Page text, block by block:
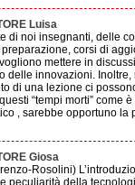
Luisa
di noi insegnanti, delle
corsi di
mettere in
delle innovazioni.
di una lezione ci
“tempi morti” come
, sarebbe opportuno
Giosa
Rosolini)
peculiarità della